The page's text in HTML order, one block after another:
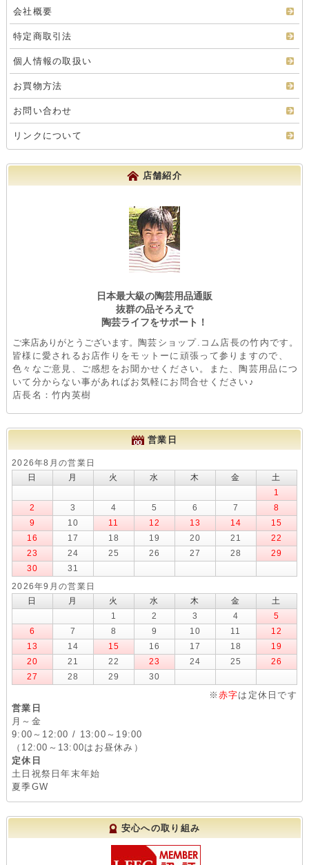
会社概要
特定商取引法
個人情報の取扱い
お買物方法
お問い合わせ
リンクについて
店舗紹介
日本最大級の陶芸用品通販
抜群の品そろえで
陶芸ライフをサポート！
ご来店ありがとうございます。 陶芸ショップ.コム店長の竹内です。
皆様に愛されるお店作りをモットーに頑張って参りますので、
色々なご意見、ご感想をお聞かせください。また、陶芸用品につ
いて分からない事があればお気軽にお問合せください♪
店長名：竹内英樹
営業日
2026年8月の営業日
日
月 火 水 木 金
土
1
2
3 4 5 6 7
8
9
10 11 12 13 14
15
16
17 18 19 20 21
22
23
24 25 26 27 28
29
30
31
2026年9月の営業日
日
月 火 水 木 金
土
1
2 3 4
5
6
7 8 9 10 11
12
13
14 15 16 17 18
19
20
21 22 23 24 25
26
27
28 29 30
※ 赤字は定休日です
営業日
月～金
9:00～12:00 / 13:00～19:00
（12:00～13:00はお昼休み）
定休日
土日祝祭日年末年始
夏季GW
安心への取り組み